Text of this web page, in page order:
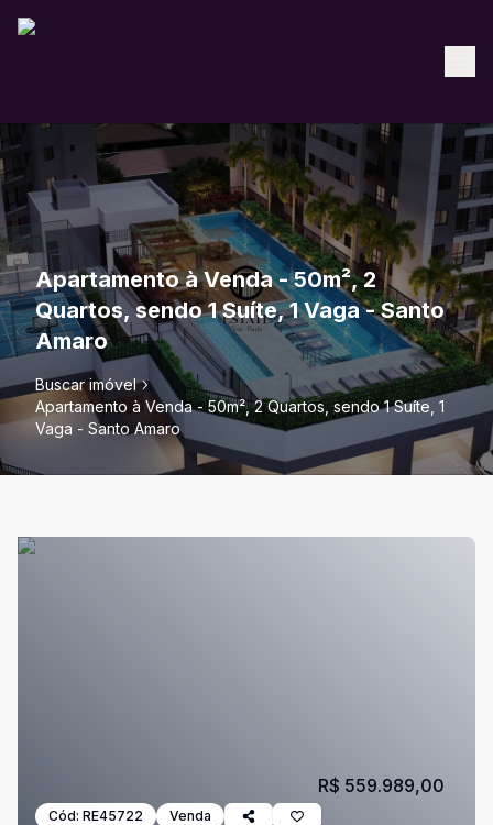
Apartamento à Venda - 50m², 2
Quartos, sendo 1 Suíte, 1 Vaga - Santo
Amaro
Buscar imóvel
Apartamento à Venda - 50m², 2 Quartos, sendo 1 Suíte, 1
Vaga - Santo Amaro
Cód: RE45722 Venda
R$ 559.989,00